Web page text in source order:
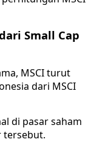
Small Cap
MSCI turut
dari MSCI
di pasar saham
tersebut.